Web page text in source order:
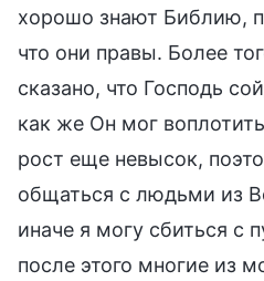
хорошо знают Библию,
что они правы. Более
сказано, что Господь
как же Он мог
рост еще невысок,
общаться с людьми из
иначе я могу сбиться с
после этого многие из